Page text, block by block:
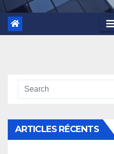
ARTICLES RÉCENTS